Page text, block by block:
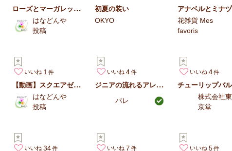
ローズとマーガレットの花束
はなどんや
投稿
初夏の装い
OKYO
花雑貨 Mes
favoris
いいね 1
【動画】スクエアゼリーキャンドルホルダー
はなどんや
投稿
いいね 4
ジニアの流れるアレンジ
パレ
いいね 4
株式会社東
京堂
いいね 34 いいね 7 いいね 5